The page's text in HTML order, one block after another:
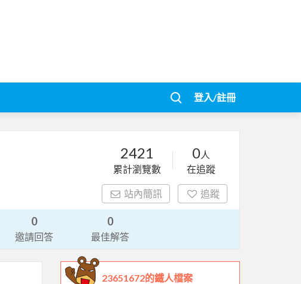
登入/註冊
2421
累計瀏覽數
0人
在追蹤
站內簡訊 追蹤
0
邀請回答
0
最佳解答
23651672的鐵人檔案